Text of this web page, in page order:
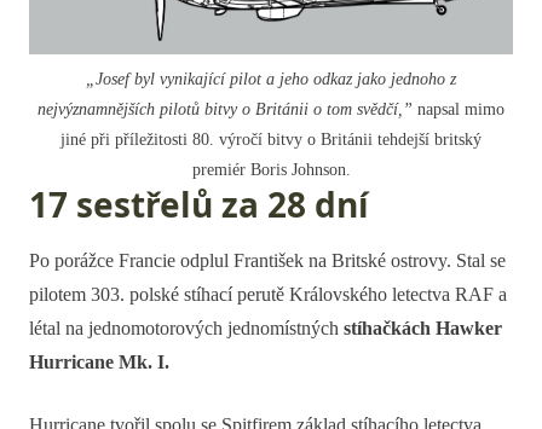
„Josef byl vynikající pilot a jeho odkaz jako jednoho z
nejvýznamnějších pilotů bitvy o Británii o tom svědčí,” napsal mimo
jiné při příležitosti 80. výročí bitvy o Británii tehdejší britský
premiér Boris Johnson.
17 sestřelů za 28 dní
Po porážce Francie odplul František na Britské ostrovy. Stal se
pilotem 303. polské stíhací perutě Královského letectva RAF a
létal na jednomotorových jednomístných stíhačkách Hawker
Hurricane Mk. I.
Hurricane tvořil spolu se Spitfirem základ stíhacího letectva